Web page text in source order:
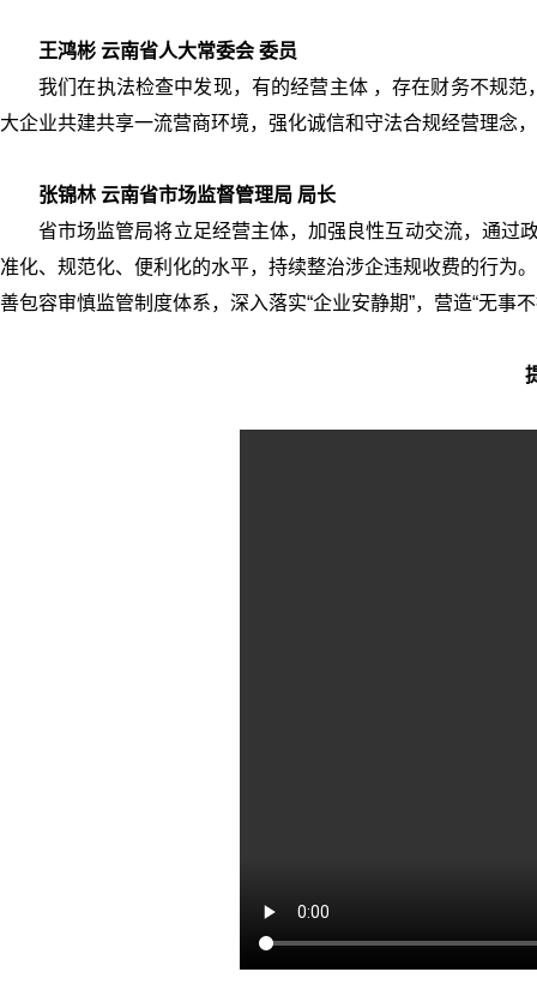
王鸿彬 云南省人大常委会 委员
我们在执法检查中发现，有的经营主体 ，存在财务不规
大企业共建共享一流营商环境，强化诚信和守法合规经营理念
张锦林 云南省市场监督管理局 局长
省市场监管局将立足经营主体，加强良性互动交流，通过
准化、规范化、便利化的水平，持续整治涉企违规收费的行为
善包容审慎监管制度体系，深入落实“企业安静期”，营造“无事